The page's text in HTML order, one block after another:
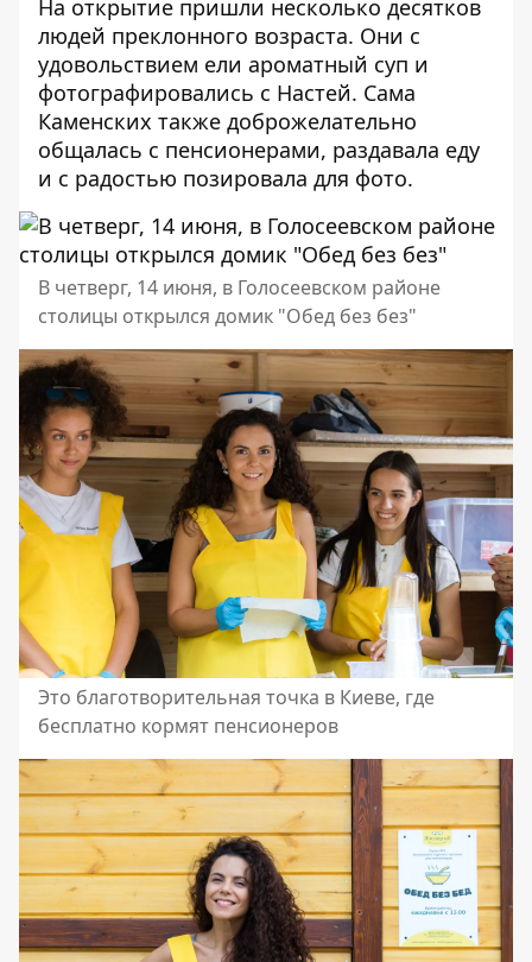
На открытие пришли несколько десятков
людей преклонного возраста. Они с
удовольствием ели ароматный суп и
фотографировались с Настей. Сама
Каменских также доброжелательно
общалась с пенсионерами, раздавала еду
и с радостью позировала для фото.
В четверг, 14 июня, в Голосеевском районе
столицы открылся домик "Обед без без"
Это благотворительная точка в Киеве, где
бесплатно кормят пенсионеров